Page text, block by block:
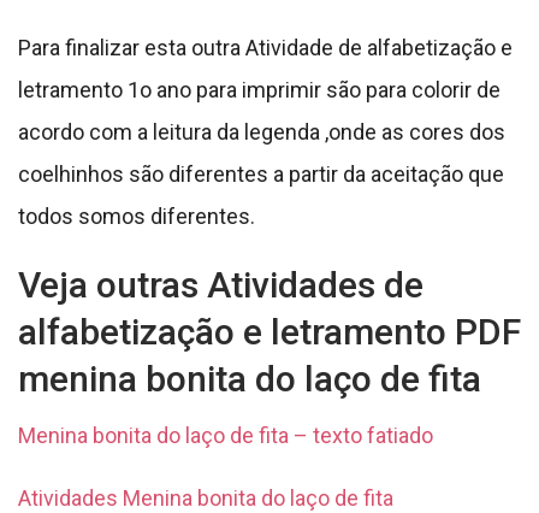
Para finalizar esta outra Atividade de alfabetização e
letramento 1o ano para imprimir são para colorir de
acordo com a leitura da legenda ,onde as cores dos
coelhinhos são diferentes a partir da aceitação que
todos somos diferentes.
Veja outras Atividades de
alfabetização e letramento PDF
menina bonita do laço de fita
Menina bonita do laço de fita – texto fatiado
Atividades Menina bonita do laço de fita